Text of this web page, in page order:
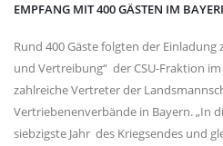
EMPFANG MIT 400 GÄSTEN IM
Rund 400 Gäste folgten der Einladung
und Vertreibung“ der CSU-Fraktion
zahlreiche Vertreter der
Vertriebenenverbände in Bayern. „In
siebzigste Jahr des Kriegsendes und